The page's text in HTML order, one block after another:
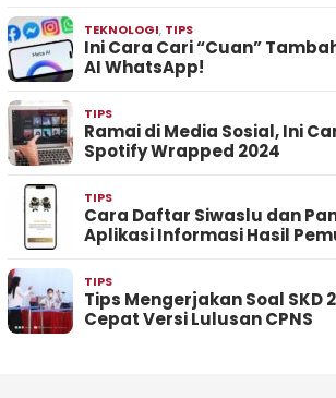
TEKNOLOGI, TIPS
Ini Cara Cari “Cuan”
AI WhatsApp!
TIPS
Ramai di Media Sosial, Ini
Spotify Wrapped 2024
TIPS
Cara Daftar Siwaslu dan
Aplikasi Informasi Hasil
TIPS
Tips Mengerjakan Soal SKD
Cepat Versi Lulusan CPNS